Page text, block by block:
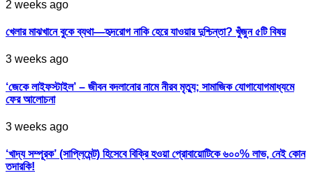
2 weeks ago
খেলার মাঝখানে বুকে ব্যথা—হৃদরোগ নাকি হেরে যাওয়ার দুশ্চিন্তা? খুঁজুন ৫টি বিষয়
3 weeks ago
‘জেকে লাইফস্টাইল’ – জীবন বদলানোর নামে নীরব মৃত্যু; সামাজিক যোগাযোগমাধ্যমে
ফের আলোচনা
3 weeks ago
‘খাদ্য সম্পূরক’ (সাপ্লিমেন্ট) হিসেবে বিক্রি হওয়া প্রোবায়োটিকে ৬০০% লাভ, নেই কোন
তদারকি!